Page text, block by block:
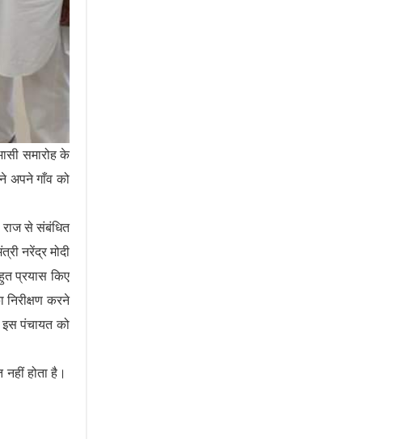
समारोह के
अपने गाँव को
से संबंधित
नरेंद्र मोदी
प्रयास किए
करने
इस पंचायत को
होता है।